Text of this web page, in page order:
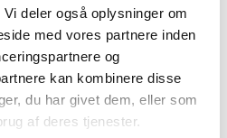
deler også oplysninger om
med vores partnere inden
og
kan kombinere disse
du har givet dem, eller som
af deres tjenester.